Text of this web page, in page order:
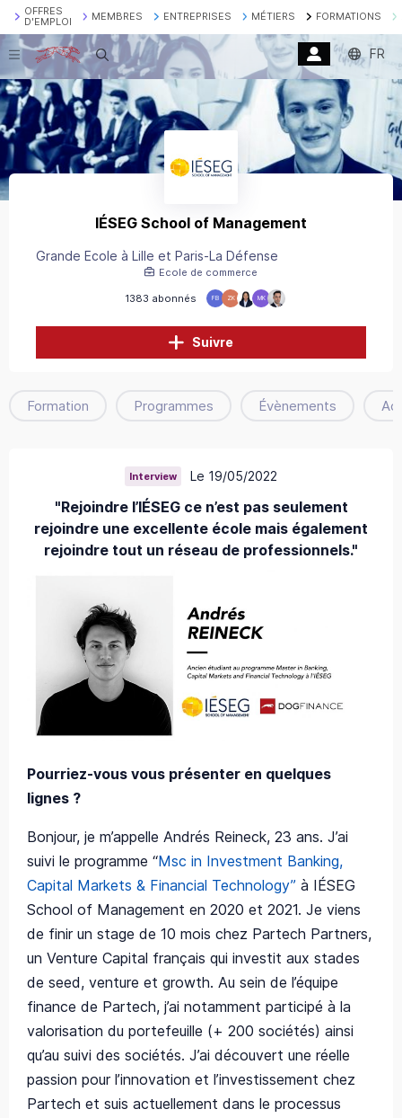
OFFRES
D'EMPLOI
MEMBRES ENTREPRISES MÉTIERS FORMATIONS
Recherche FR
IÉSEG School of Management
1383 abonnés FB ZK MK
Grande Ecole à Lille et Paris-La Défense
Ecole de commerce
Suivre
Formation Programmes Évènements
Interview Le 19/05/2022
"Rejoindre l’IÉSEG ce n’est pas seulement
rejoindre une excellente école mais également
rejoindre tout un réseau de professionnels."
Pourriez-vous vous présenter en quelques
lignes ?
Bonjour, je m’appelle Andrés Reineck, 23 ans. J’ai
suivi le programme “Msc in Investment Banking,
Capital Markets & Financial Technology” à IÉSEG
School of Management en 2020 et 2021. Je viens
de finir un stage de 10 mois chez Partech Partners,
un Venture Capital français qui investit aux stades
de seed, venture et growth. Au sein de l’équipe
finance de Partech, j’ai notamment participé à la
valorisation du portefeuille (+ 200 sociétés) ainsi
qu’au suivi des sociétés. J’ai découvert une réelle
passion pour l’innovation et l’investissement chez
Partech et suis actuellement dans le processus